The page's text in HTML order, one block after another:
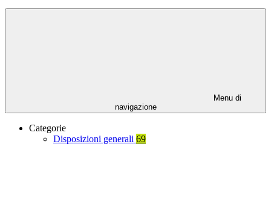
Menu di
navigazione
Categorie
Disposizioni generali 69